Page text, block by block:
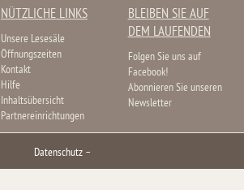
NÜTZLICHE LINKS
Unsere Lesesäle
Öffnungszeiten
Kontakt
Hilfe
Inhaltsübersicht
Partnereinrichtungen
BLEIBEN SIE AUF
DEM LAUFENDEN
Folgen Sie uns auf
Facebook!
Abonnieren Sie unseren
Newsletter
Datenschutz –